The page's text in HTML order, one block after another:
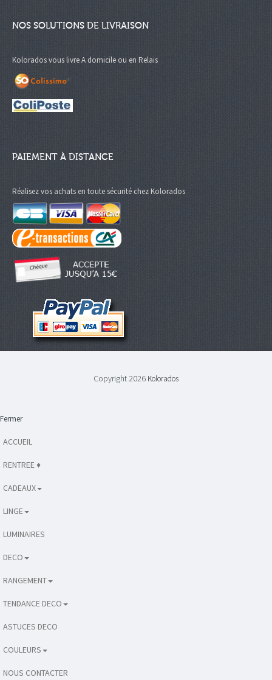
NOS SOLUTIONS DE LIVRAISON
Kolorados vous livre A domicile ou en Relais
PAIEMENT À DISTANCE
Réalisez vos achats en toute sécurité chez Kolorados
Copyright 2026 Kolorados
Fermer
ACCUEIL
RENTREE ♦
CADEAUX
LINGE
LUMINAIRES
DECO
RANGEMENT
TENDANCE DECO
ASTUCES DECO
COULEURS
NOUS CONTACTER